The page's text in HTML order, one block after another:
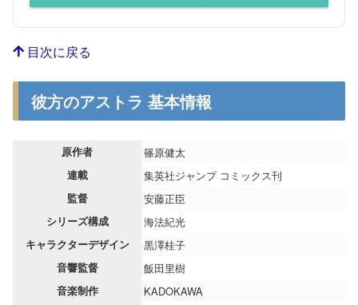
目次に戻る
彼方のアストラ 基本情報
原作者 篠原健太
連載 集英社ジャンプ コミックス刊
監督 安藤正臣
シリーズ構成 海法紀光
キャラクターデザイン 黒澤桂子
音響監督 飯田里樹
音楽制作 KADOKAWA